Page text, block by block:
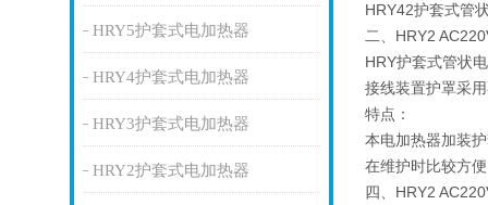
HRY5护套式电加热器
HRY4护套式电加热器
HRY3护套式电加热器
HRY2护套式电加热器
HRY42护套式管
二、HRY2
HRY护套式管状
接线装置护罩采
特点：
本电加热器加装
在维护时比较方
四、HRY2